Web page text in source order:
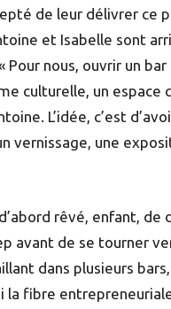
de leur délivrer ce
et Isabelle sont
Pour nous, ouvrir un
culturelle, un
L’idée, c’est
vernissage, une
rêvé, enfant,
avant de se tourner
dans plusieurs
la fibre